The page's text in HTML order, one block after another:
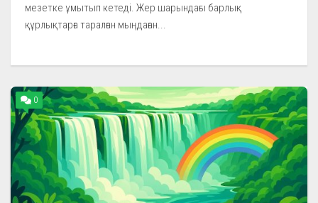
мезетке ұмытып кетеді. Жер шарындағы барлық
құрлықтарға таралған мыңдаған...
0